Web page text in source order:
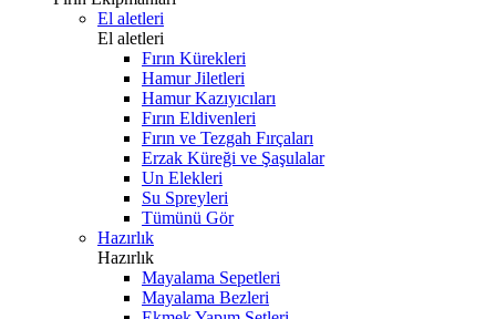
El aletleri
El aletleri
Fırın Kürekleri
Hamur Jiletleri
Hamur Kazıyıcıları
Fırın Eldivenleri
Fırın ve Tezgah Fırçaları
Erzak Küreği ve Şaşulalar
Un Elekleri
Su Spreyleri
Tümünü Gör
Hazırlık
Hazırlık
Mayalama Sepetleri
Mayalama Bezleri